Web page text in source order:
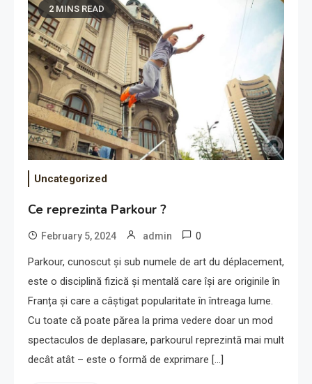
2 MINS READ
Uncategorized
Ce reprezinta Parkour ?
February 5, 2024 admin 0
Parkour, cunoscut și sub numele de art du déplacement,
este o disciplină fizică și mentală care își are originile în
Franța și care a câștigat popularitate în întreaga lume.
Cu toate că poate părea la prima vedere doar un mod
spectaculos de deplasare, parkourul reprezintă mai mult
decât atât – este o formă de exprimare […]